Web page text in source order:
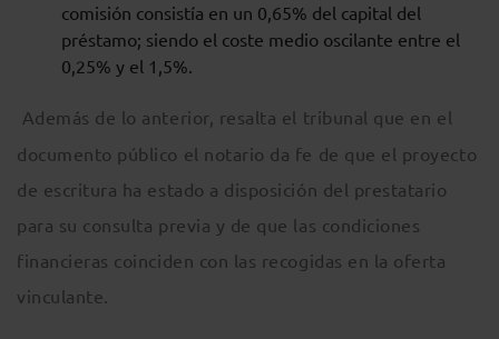
comisión consistía en un 0,65% del capital del
préstamo; siendo el coste medio oscilante entre el
0,25% y el 1,5%.
Además de lo anterior, resalta el tribunal que en el
documento público el notario da fe de que el proyecto
de escritura ha estado a disposición del prestatario
para su consulta previa y de que las condiciones
financieras coinciden con las recogidas en la oferta
vinculante.